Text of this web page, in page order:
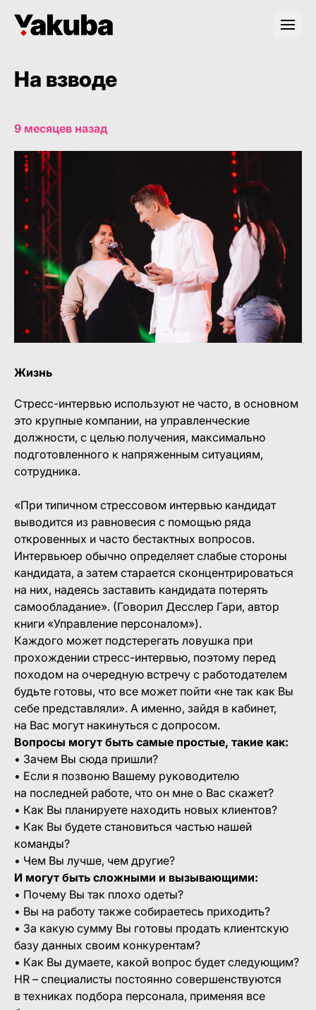
На взводе
9 месяцев назад
Жизнь
Стресс-интервью используют не часто, в основном
это крупные компании, на управленческие
должности, с целью получения, максимально
подготовленного к напряженным ситуациям,
сотрудника.
«При типичном стрессовом интервью кандидат
выводится из равновесия с помощью ряда
откровенных и часто бестактных вопросов.
Интервьюер обычно определяет слабые стороны
кандидата, а затем старается сконцентрироваться
на них, надеясь заставить кандидата потерять
самообладание». (Говорил Десслер Гари, автор
книги «Управление персоналом»).
Каждого может подстерегать ловушка при
прохождении стресс-интервью, поэтому перед
походом на очередную встречу с работодателем
будьте готовы, что все может пойти «не так как Вы
себе представляли». А именно, зайдя в кабинет,
на Вас могут накинуться с допросом.
Вопросы могут быть самые простые, такие как:
• Зачем Вы сюда пришли?
• Если я позвоню Вашему руководителю
на последней работе, что он мне о Вас скажет?
• Как Вы планируете находить новых клиентов?
• Как Вы будете становиться частью нашей
команды?
• Чем Вы лучше, чем другие?
И могут быть сложными и вызывающими:
• Почему Вы так плохо одеты?
• Вы на работу также собираетесь приходить?
• За какую сумму Вы готовы продать клиентскую
базу данных своим конкурентам?
• Как Вы думаете, какой вопрос будет следующим?
HR – специалисты постоянно совершенствуются
в техниках подбора персонала, применяя все